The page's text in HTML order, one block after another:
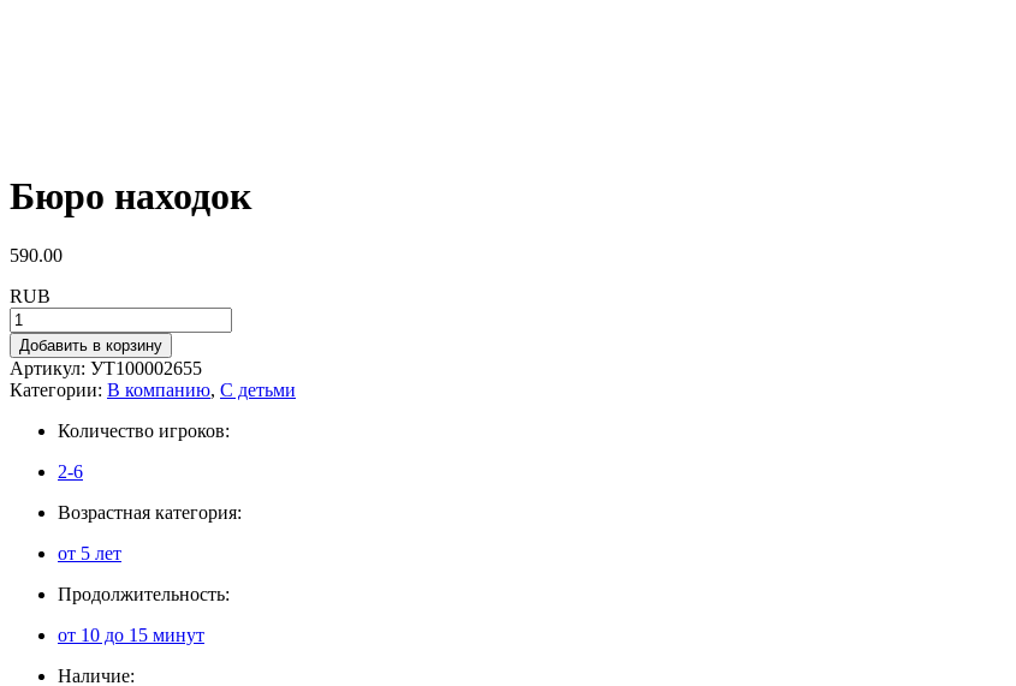
Бюро находок
590.00
RUB
Добавить в корзину
Артикул: УТ100002655
Категории: В компанию, С детьми
Количество игроков:
2-6
Возрастная категория:
от 5 лет
Продолжительность:
от 10 до 15 минут
Наличие: